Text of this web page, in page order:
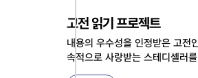
고전 읽기 프로젝트
내용의 우수성을 인정받은 고전
속적으로 사랑받는 스테디셀러